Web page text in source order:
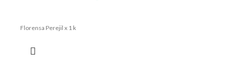
Florensa Perejil x 1 k